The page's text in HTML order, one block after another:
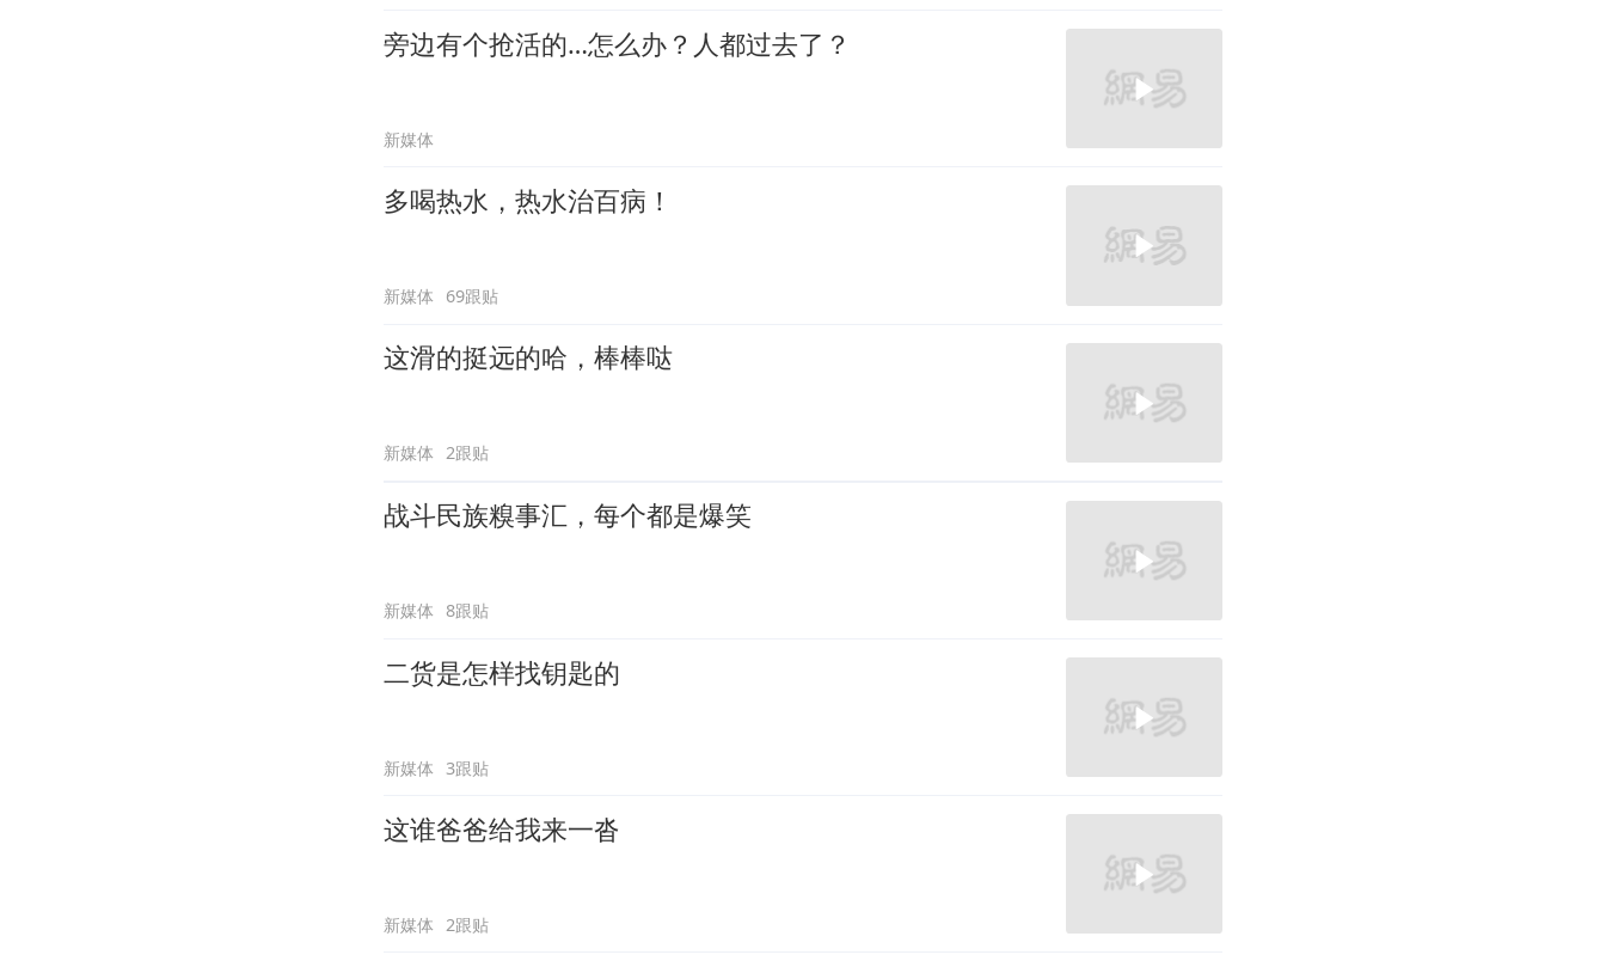
旁边有个抢活的…怎么办？人都过去了？
新媒体
多喝热水，热水治百病！
新媒体 69跟贴
这滑的挺远的哈，棒棒哒
新媒体 2跟贴
战斗民族糗事汇，每个都是爆笑
新媒体 8跟贴
二货是怎样找钥匙的
新媒体 3跟贴
这谁爸爸给我来一沓
新媒体 2跟贴